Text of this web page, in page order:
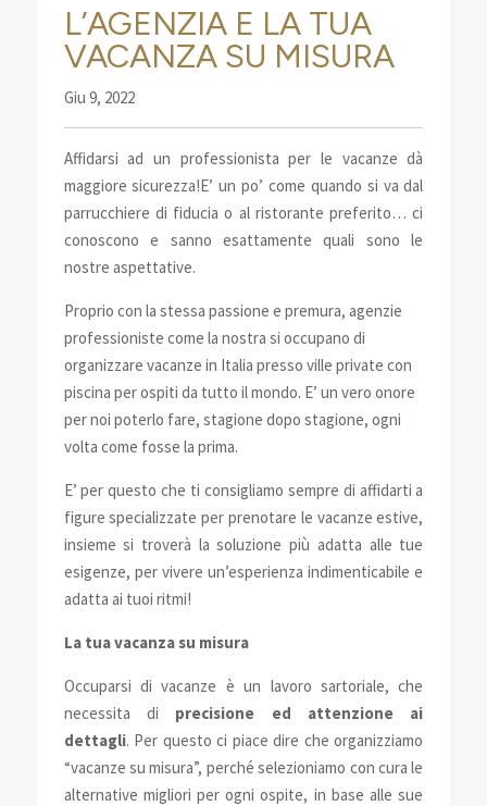
L’AGENZIA E LA TUA
VACANZA SU MISURA
Giu 9, 2022
Affidarsi ad un professionista per le vacanze dà
maggiore sicurezza!E’ un po’ come quando si va dal
parrucchiere di fiducia o al ristorante preferito… ci
conoscono e sanno esattamente quali sono le
nostre aspettative.
Proprio con la stessa passione e premura, agenzie
professioniste come la nostra si occupano di
organizzare vacanze in Italia presso ville private con
piscina per ospiti da tutto il mondo. E’ un vero onore
per noi poterlo fare, stagione dopo stagione, ogni
volta come fosse la prima.
E’ per questo che ti consigliamo sempre di affidarti a
figure specializzate per prenotare le vacanze estive,
insieme si troverà la soluzione più adatta alle tue
esigenze, per vivere un’esperienza indimenticabile e
adatta ai tuoi ritmi!
La tua vacanza su misura
Occuparsi di vacanze è un lavoro sartoriale, che
necessita di precisione ed attenzione ai
dettagli. Per questo ci piace dire che organizziamo
“vacanze su misura”, perché selezioniamo con cura le
alternative migliori per ogni ospite, in base alle sue